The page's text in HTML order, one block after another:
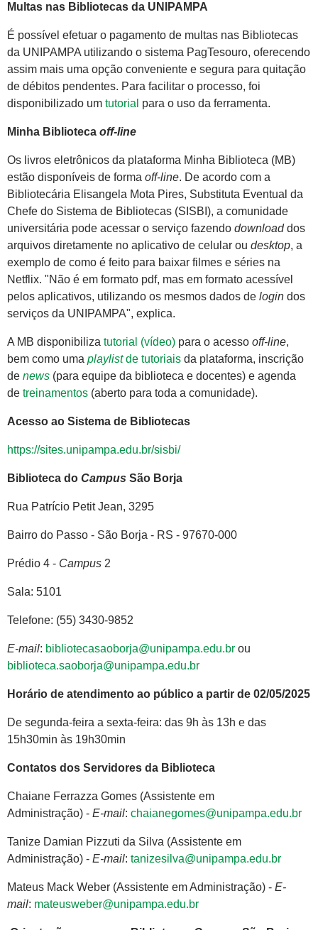
Multas nas Bibliotecas da UNIPAMPA
É possível efetuar o pagamento de multas nas Bibliotecas
da UNIPAMPA utilizando o sistema PagTesouro, oferecendo
assim mais uma opção conveniente e segura para quitação
de débitos pendentes. Para facilitar o processo, foi
disponibilizado um tutorial para o uso da ferramenta.
Minha Biblioteca off-line
Os livros eletrônicos da plataforma Minha Biblioteca (MB)
estão disponíveis de forma off-line. De acordo com a
Bibliotecária Elisangela Mota Pires, Substituta Eventual da
Chefe do Sistema de Bibliotecas (SISBI), a comunidade
universitária pode acessar o serviço fazendo downloaddos
arquivos diretamente no aplicativo de celular ou desktop, a
exemplo de como é feito para baixar filmes e séries na
Netflix. "Não é em formato pdf, mas em formato acessível
pelos aplicativos, utilizando os mesmos dados de login dos
serviços da UNIPAMPA", explica.
A MB disponibiliza tutorial (vídeo) para o acesso off-line,
bem como uma playlistde tutoriais da plataforma, inscrição
de news (para equipe da biblioteca e docentes) e agenda
de treinamentos (aberto para toda a comunidade).
Acesso ao Sistema de Bibliotecas
https://sites.unipampa.edu.br/sisbi/
Biblioteca do Campus São Borja
Rua Patrício Petit Jean, 3295
Bairro do Passo - São Borja - RS - 97670-000
Prédio 4 - Campus 2
Sala: 5101
Telefone: (55) 3430-9852
E-mail: bibliotecasaoborja@unipampa.edu.br ou
biblioteca.saoborja@unipampa.edu.br
Horário de atendimento ao público a partir de 02/05/2025
De segunda-feira a sexta-feira: das 9h às 13h e das
15h30min às 19h30min
Contatos dos Servidores da Biblioteca
Chaiane Ferrazza Gomes (Assistente em
Administração) - E-mail: chaianegomes@unipampa.edu.br
Tanize Damian Pizzuti da Silva (Assistente em
Administração) - E-mail: tanizesilva@unipampa.edu.br
Mateus Mack Weber (Assistente em Administração) - E-
mail: mateusweber@unipampa.edu.br